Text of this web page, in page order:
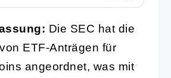
Die SEC hat die
ETF-Anträgen für
angeordnet, was mit